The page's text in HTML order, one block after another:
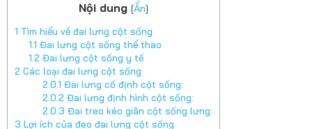
Nội dung [Ẩn]
1 Tìm hiểu về đai lưng cột sống
1.1 Đai lưng cột sống thể thao
1.2Đai lưng cột sống y tế
2 Các loại đai lưng cột sống
2.0.1 Đai lưng cố định cột sống:
2.0.2Đai lưng định hình cột sống:
2.0.3 Đai treo kéo giãn cột sống lưng:
3 Lợi ích của đeo đai lưng cột sống